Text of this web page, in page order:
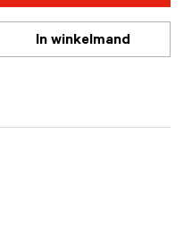
In winkelmand